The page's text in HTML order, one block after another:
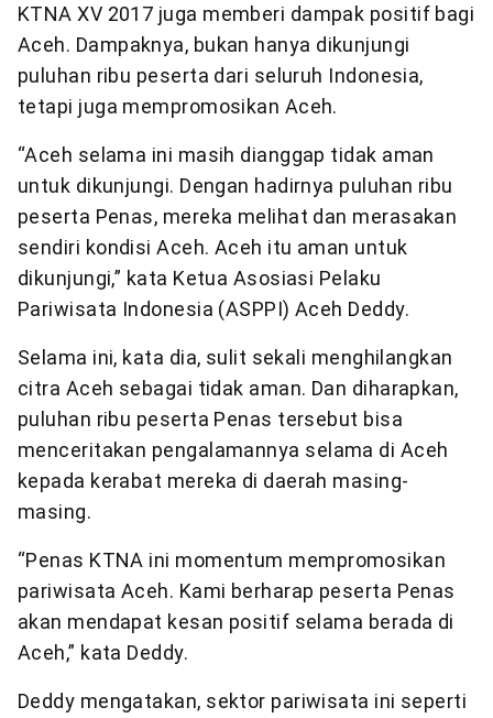
KTNA XV 2017 juga memberi dampak positif bagi
Aceh. Dampaknya, bukan hanya dikunjungi
puluhan ribu peserta dari seluruh Indonesia,
tetapi juga mempromosikan Aceh.
“Aceh selama ini masih dianggap tidak aman
untuk dikunjungi. Dengan hadirnya puluhan ribu
peserta Penas, mereka melihat dan merasakan
sendiri kondisi Aceh. Aceh itu aman untuk
dikunjungi,” kata Ketua Asosiasi Pelaku
Pariwisata Indonesia (ASPPI) Aceh Deddy.
Selama ini, kata dia, sulit sekali menghilangkan
citra Aceh sebagai tidak aman. Dan diharapkan,
puluhan ribu peserta Penas tersebut bisa
menceritakan pengalamannya selama di Aceh
kepada kerabat mereka di daerah masing-
masing.
“Penas KTNA ini momentum mempromosikan
pariwisata Aceh. Kami berharap peserta Penas
akan mendapat kesan positif selama berada di
Aceh,” kata Deddy.
Deddy mengatakan, sektor pariwisata ini seperti